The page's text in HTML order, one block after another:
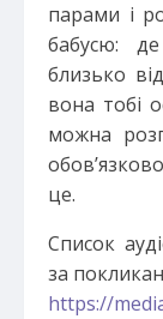
парами і
бабусю:
близько
вона тобі
можна
це.
Список
за
https://